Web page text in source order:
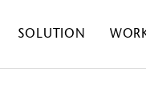
SOLUTION